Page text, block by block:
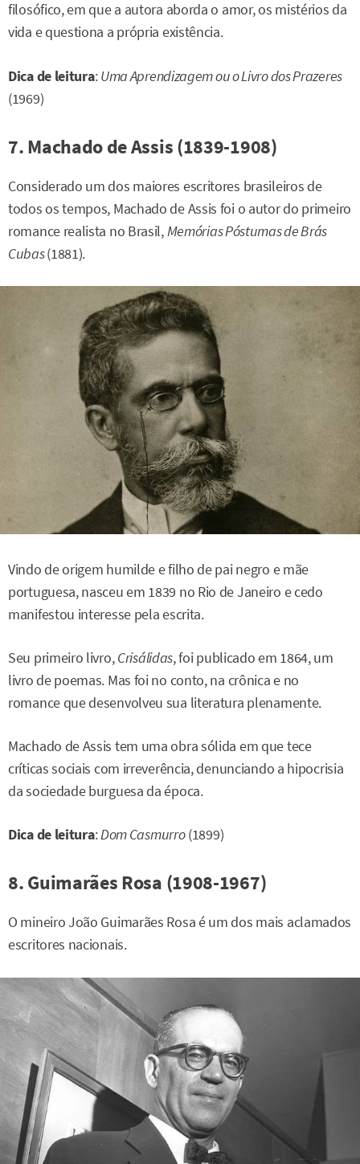
filosófico, em que a autora aborda o amor, os mistérios da
vida e questiona a própria existência.
Dica de leitura:Uma Aprendizagem ou o Livro dos Prazeres
(1969)
7. Machado de Assis (1839-1908)
Considerado um dos maiores escritores brasileiros de
todos os tempos, Machado de Assis foi o autor do primeiro
romance realista no Brasil,Memórias Póstumas de Brás
Cubas(1881).
Vindo de origem humilde e filho de pai negro e mãe
portuguesa, nasceu em 1839 no Rio de Janeiro e cedo
manifestou interesse pela escrita.
Seu primeiro livro,Crisálidas, foi publicado em 1864, um
livro de poemas. Mas foi no conto, na crônica e no
romance que desenvolveu sua literatura plenamente.
Machado de Assis tem uma obra sólida em que tece
críticas sociais com irreverência, denunciando a hipocrisia
da sociedade burguesa da época.
Dica de leitura:Dom Casmurro(1899)
8. Guimarães Rosa (1908-1967)
O mineiro João Guimarães Rosa é um dos mais aclamados
escritores nacionais.